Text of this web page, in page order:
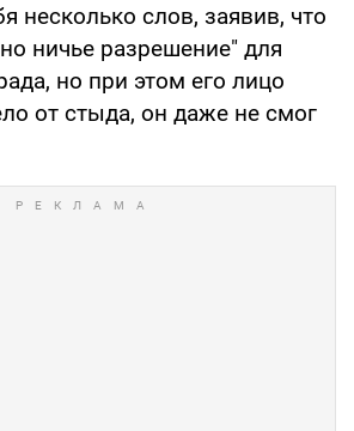
несколько слов, заявив, что
ничье разрешение" для
но при этом его лицо
от стыда, он даже не смог